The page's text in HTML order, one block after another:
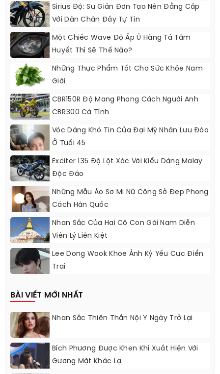
Sirius Độ: Sự Giản Đơn Tạo Nên Đẳng Cấp
Với Dàn Chân Đầy Tự Tin
Một Chiếc Wave Độ Ấp Ủ Hàng Tá Tâm
Huyết Thì Sẽ Thế Nào?
Những Thực Phẩm Tốt Cho Sức Khỏe Nam
Giới
CBR150R Độ Mang Phong Cách Người Anh
CBR300 Cá Tính
Vóc Dáng Khó Tin Của Đại Mỹ Nhân Lưu Đào
Ở Tuổi 45
Exciter 135 Độ Lột Xác Với Kiểu Dáng Malay
Độc Đáo
Những Mẫu Áo Sơ Mi Nữ Công Sở Đẹp Phong
Cách Hàn Quốc
Nhan Sắc Của Hai Cô Con Gái Nam Diễn
Viên Lý Liên Kiệt
Lee Dong Wook Khoe Ảnh Kỷ Yếu Cực Điển
Trai
BÀI VIẾT MỚI NHẤT
Nhan Sắc Thiên Thần Nội Y Ngày Trở Lại
Bích Phương Được Khen Khi Xuất Hiện Với
Gương Mặt Khác Lạ